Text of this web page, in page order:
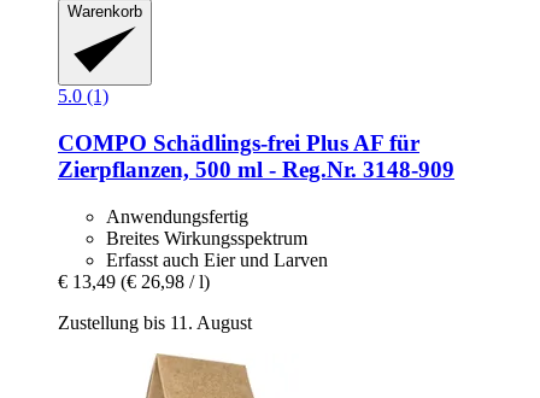
Warenkorb
5.0 (1)
COMPO Schädlings-​frei Plus AF für
Zierpflanzen, 500 ml -​ Reg.Nr. 3148-​909
Anwendungsfertig
Breites Wirkungsspektrum
Erfasst auch Eier und Larven
€ 13,49 (€ 26,98 / l)
Zustellung bis 11. August